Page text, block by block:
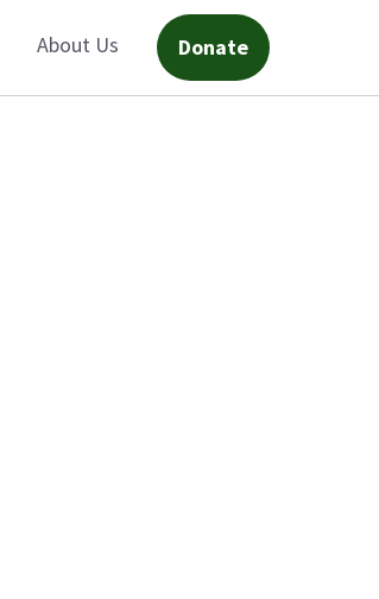
About Us Donate